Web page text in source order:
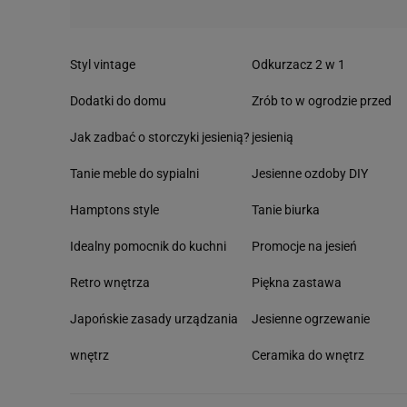
Styl vintage
Dodatki do domu
Jak zadbać o storczyki jesienią?
Tanie meble do sypialni
Hamptons style
Idealny pomocnik do kuchni
Retro wnętrza
Japońskie zasady urządzania
wnętrz
Odkurzacz 2 w 1
Zrób to w ogrodzie przed
jesienią
Jesienne ozdoby DIY
Tanie biurka
Promocje na jesień
Piękna zastawa
Jesienne ogrzewanie
Ceramika do wnętrz